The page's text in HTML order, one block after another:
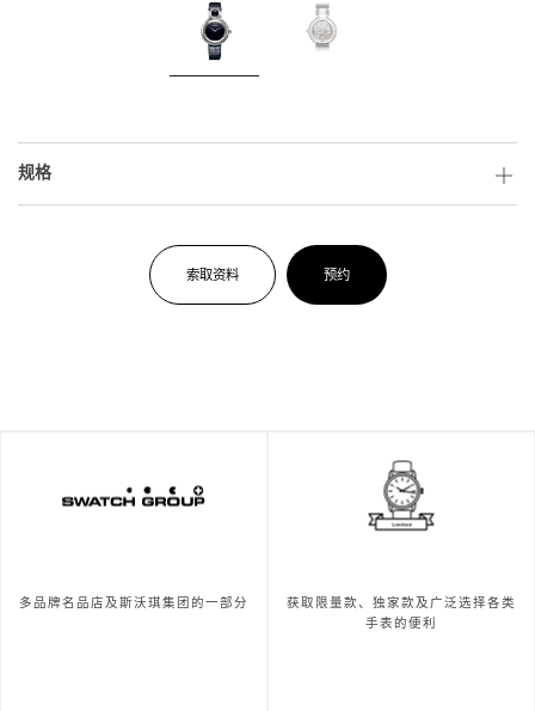
规格
索取资料 预约
多品牌名品店及斯沃琪集团的一部分
获取限量款、独家款及广泛选择各类
手表的便利